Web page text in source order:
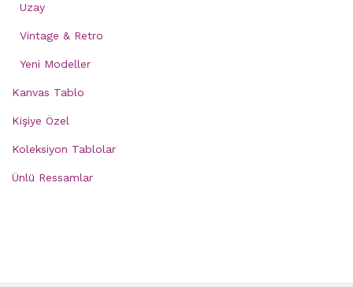
Uzay
Vintage & Retro
Yeni Modeller
Kanvas Tablo
Kişiye Özel
Koleksiyon Tablolar
Ünlü Ressamlar